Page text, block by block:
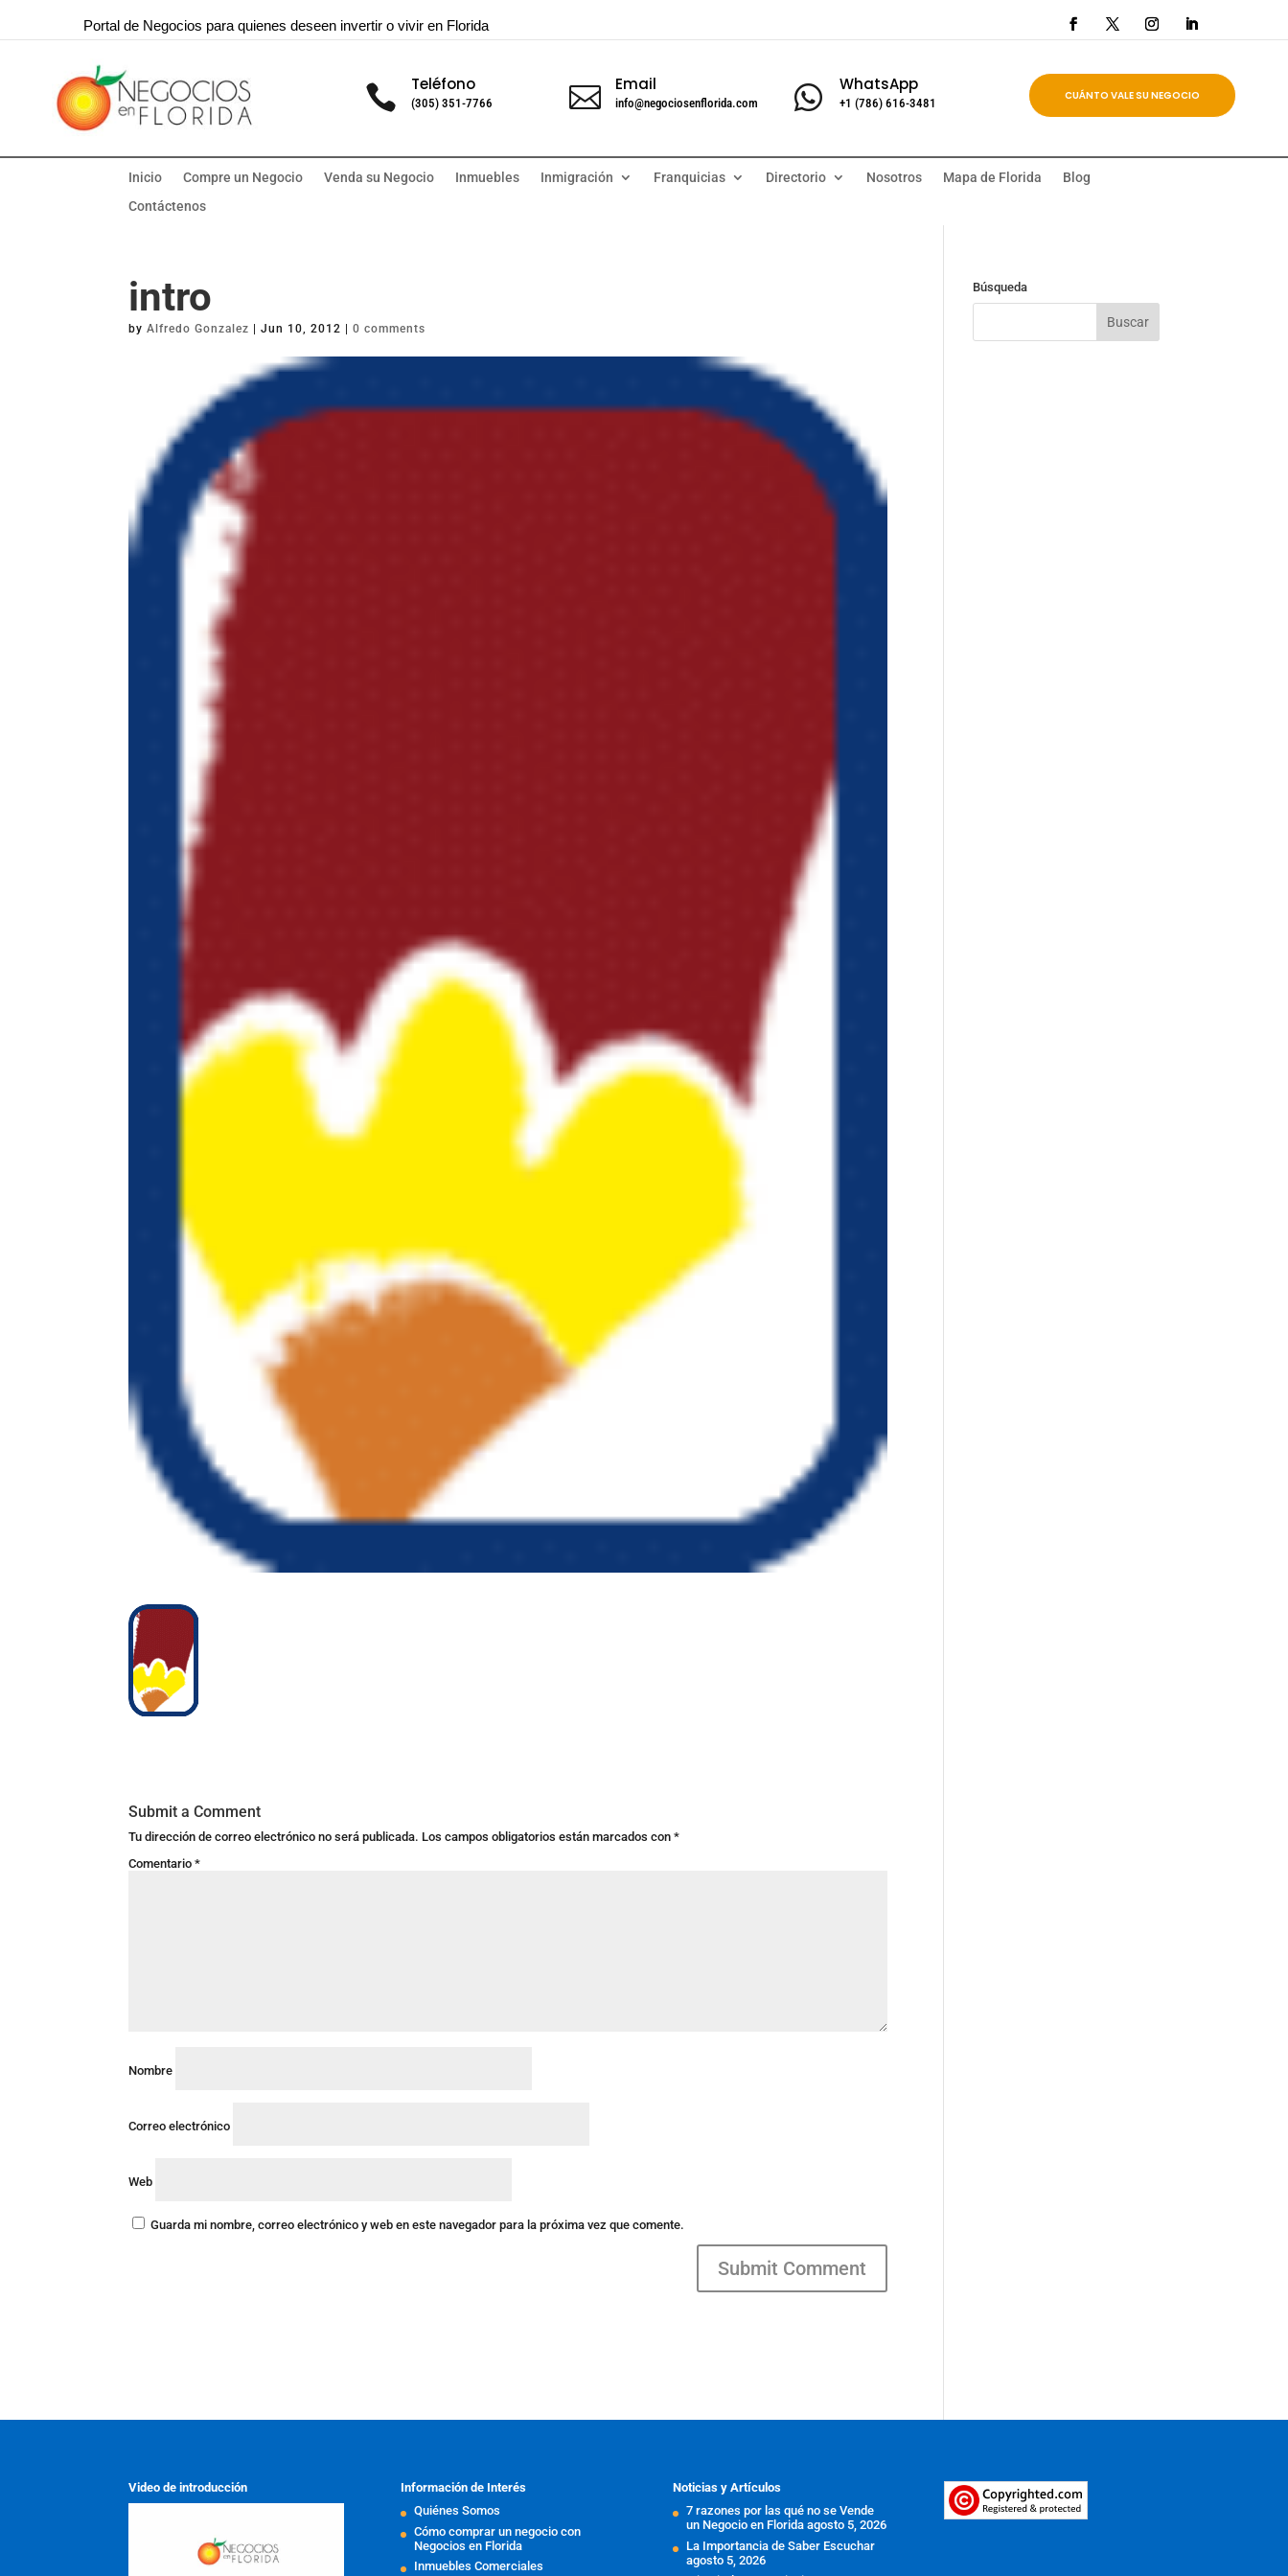
Portal de Negocios para quienes deseen invertir o vivir en Florida
 Teléfono
(305) 351-7766  Email
info@negociosenflorida.com  WhatsApp
+1 (786) 616-3481
CUÁNTO VALE SU NEGOCIO
Inicio Compre un Negocio Venda su Negocio Inmuebles Inmigración Franquicias Directorio Nosotros Mapa de Florida
Blog
Contáctenos
intro
byAlfredo Gonzalez |Jun 10, 2012 |0 comments
Submit a Comment
Tu dirección de correo electrónico no será publicada. Los campos obligatorios están marcados con*
Comentario*
Nombre
Correo electrónico
Web
Guarda mi nombre, correo electrónico y web en este navegador para la próxima vez que comente.
Búsqueda
Video de introducción
Información de Interés
Quiénes Somos
Cómo comprar un negocio con
Negocios en Florida
Inmuebles Comerciales
Noticias y Artículos
7 razones por las qué no se Vende
un Negocio en Florida agosto 5, 2026
La Importancia de Saber Escuchar
agosto 5, 2026